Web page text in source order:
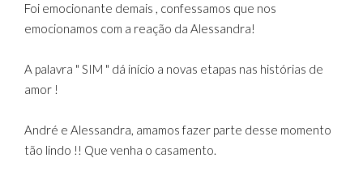
Foi emocionante demais , confessamos que nos
emocionamos com a reação da Alessandra!
A palavra " SIM " dá início a novas etapas nas histórias de
amor !
André e Alessandra, amamos fazer parte desse momento
tão lindo !! Que venha o casamento.